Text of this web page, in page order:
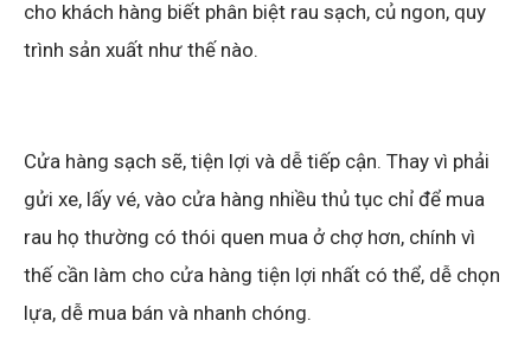
cho khách hàng biết phân biệt rau sạch, củ ngon, quy
trình sản xuất như thế nào.
Cửa hàng sạch sẽ, tiện lợi và dễ tiếp cận. Thay vì phải
gửi xe, lấy vé, vào cửa hàng nhiều thủ tục chỉ để mua
rau họ thường có thói quen mua ở chợ hơn, chính vì
thế cần làm cho cửa hàng tiện lợi nhất có thể, dễ chọn
lựa, dễ mua bán và nhanh chóng.